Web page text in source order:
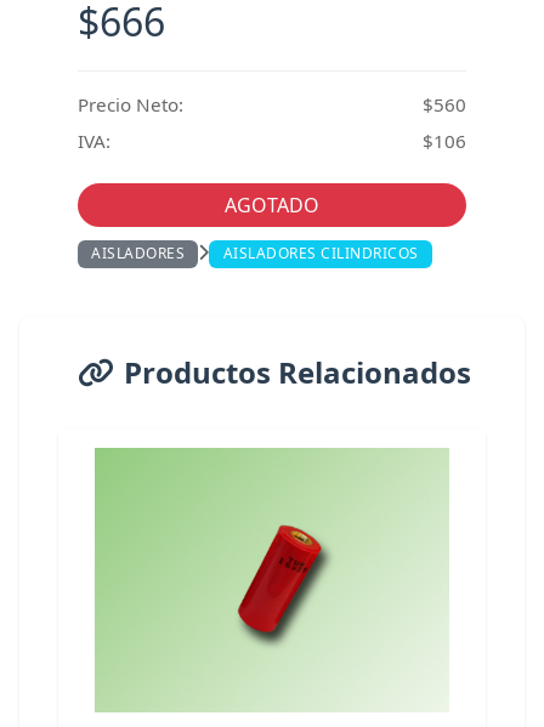
$666
Precio Neto:
$560
IVA:
$106
AGOTADO
AISLADORES AISLADORES CILINDRICOS
Productos Relacionados